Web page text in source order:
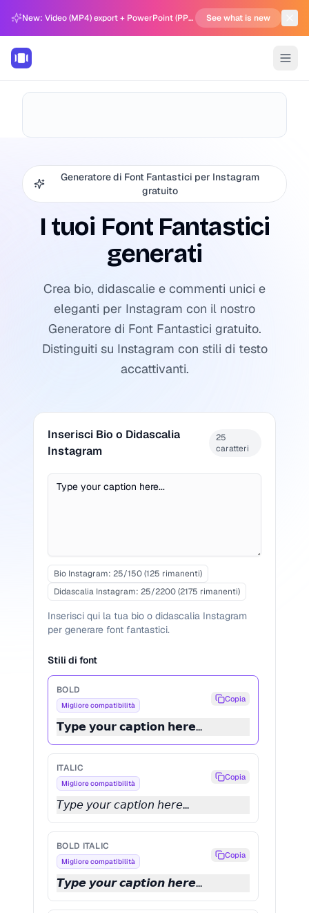
New: Video (MP4) export + PowerPoint (PPTX) support in Carousel Generator See what is new
Generatore di Font Fantastici per Instagram
gratuito
I tuoi Font Fantastici
generati
Crea bio, didascalie e commenti unici e
eleganti per Instagram con il nostro
Generatore di Font Fantastici gratuito.
Distinguiti su Instagram con stili di testo
accattivanti.
Inserisci Bio o Didascalia
Instagram
25
caratteri
Bio Instagram: 25/150 (125 rimanenti)
Didascalia Instagram: 25/2200 (2175 rimanenti)
Inserisci qui la tua bio o didascalia Instagram
per generare font fantastici.
Stili di font
BOLD
Migliore compatibilità
Copia
𝗧𝘆𝗽𝗲 𝘆𝗼𝘂𝗿 𝗰𝗮𝗽𝘁𝗶𝗼𝗻 𝗵𝗲𝗿𝗲...
ITALIC
Migliore compatibilità
Copia
𝘛𝘺𝘱𝘦 𝘺𝘰𝘶𝘳 𝘤𝘢𝘱𝘵𝘪𝘰𝘯 𝘩𝘦𝘳𝘦...
BOLD ITALIC
Migliore compatibilità
Copia
𝙏𝙮𝙥𝙚 𝙮𝙤𝙪𝙧 𝙘𝙖𝙥𝙩𝙞𝙤𝙣 𝙝𝙚𝙧𝙚...